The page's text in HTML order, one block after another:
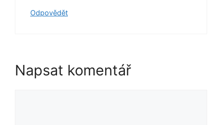
Odpovědět
Napsat komentář